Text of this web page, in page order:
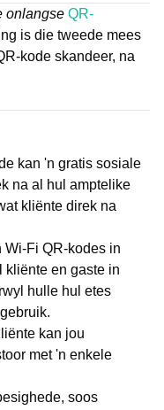
onlangse QR-
is die tweede mees
kode skandeer, na
kan 'n gratis sosiale
na al hul amptelike
kliënte direk na
Wi-Fi QR-kodes in
kliënte en gaste in
hulle hul etes
kan jou
met 'n enkele
soos